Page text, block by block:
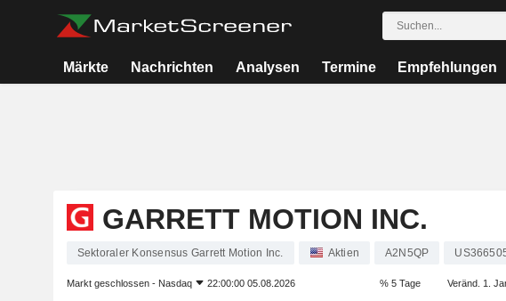
Märkte Nachrichten Analysen Termine Empfehlungen
GARRETT MOTION INC.
Sektoraler Konsensus Garrett Motion Inc. Aktien A2N5QP
Markt geschlossen - Nasdaq 22:00:00 05.08.2026 % 5 Tage Veränd. 1.